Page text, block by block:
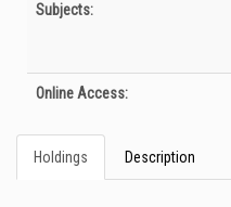
Subjects:
Online Access:
Holdings Description